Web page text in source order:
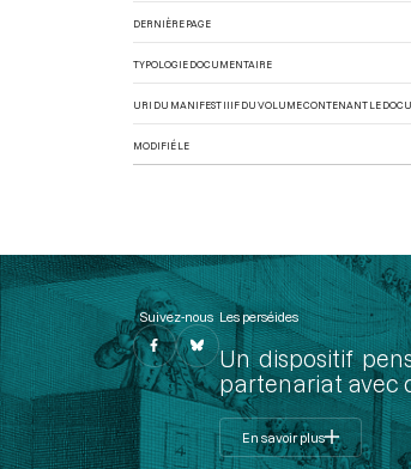
DERNIÈRE PAGE
TYPOLOGIE DOCUMENTAIRE
URI DU MANIFEST IIIF DU VOLUME CONTENANT LE
MODIFIÉ LE
Suivez-nous Les perséides
Un dispositif
partenariat avec
En savoir plus